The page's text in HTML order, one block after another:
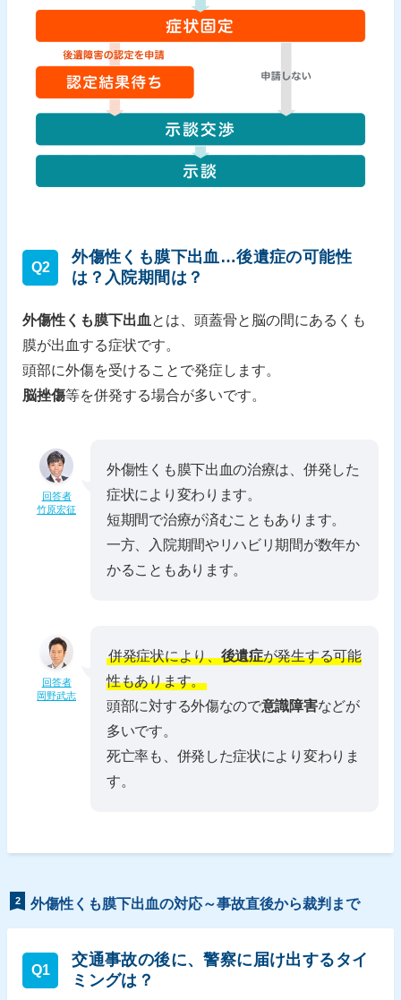
Q2
外傷性くも膜下出血…後遺症の可能性
は？入院期間は？
外傷性くも膜下出血 とは、頭蓋骨と脳の間にあるくも
膜が出血する症状です。
頭部に外傷を受けることで発症します。
脳挫傷等を併発する場合が多いです。
回答者
竹原宏征
外傷性くも膜下出血の治療は、併発した
症状により変わります。
短期間で治療が済むこともあります。
一方、入院期間やリハビリ期間が数年か
かることもあります。
回答者
岡野武志
併発症状により、後遺症が発生する可能
性もあります。
頭部に対する外傷なので意識障害などが
多いです。
死亡率も、併発した症状により変わりま
す。
2 外傷性くも膜下出血の対応～事故直後から裁判まで
Q1
交通事故の後に、警察に届け出するタイ
ミングは？